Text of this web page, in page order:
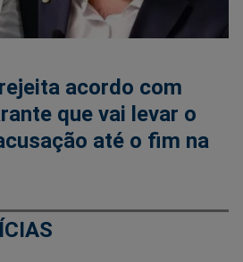
acordo com
que vai levar o
até o fim na